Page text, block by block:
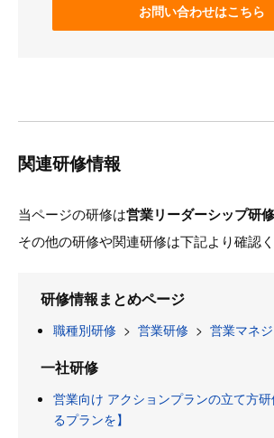
お問い合わせはこちら
関連研修情報
当ページの研修は営業リーダーシップ研
その他の研修や関連研修は下記より確認く
研修情報まとめページ
職種別研修 > 営業研修 > 営業マネ
一社研修
営業向け アクションプランの立て方
るプランを】